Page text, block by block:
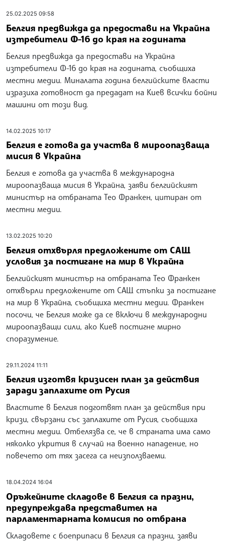
25.02.2025 09:58
Белгия предвижда да предостави на Украйна
изтребители Ф-16 до края на годината
Белгия предвижда да предостави на Украйна
изтребители Ф-16 до края на годината, съобщиха
местни медии. Миналата година белгийските власти
изразиха готовност да предадат на Киев всички бойни
машини от този вид.
14.02.2025 10:17
Белгия е готова да участва в мироопазваща
мисия в Украйна
Белгия е готова да участва в международна
мироопазваща мисия в Украйна, заяви белгийският
министър на отбраната Тео Франкен, цитиран от
местни медии.
13.02.2025 10:20
Белгия отхвърля предложените от САЩ
условия за постигане на мир в Украйна
Белгийският министър на отбраната Тео Франкен
отхвърли предложените от САЩ стъпки за постигане
на мир в Украйна, съобщиха местни медии. Франкен
посочи, че Белгия може да се включи в международни
мироопазващи сили, ако Киев постигне мирно
споразумение.
29.11.2024 11:11
Белгия изготвя кризисен план за действия
заради заплахите от Русия
Властите в Белгия подготвят план за действия при
кризи, свързани със заплахите от Русия, съобщиха
местни медии. Отбелязва се, че в страната има само
няколко укрития в случай на военно нападение, но
повечето от тях засега са неизползваеми.
18.04.2024 16:04
Оръжейните складове в Белгия са празни,
предупреждава представител на
парламентарната комисия по отбрана
Складовете с боеприпаси в Белгия са празни, заяви